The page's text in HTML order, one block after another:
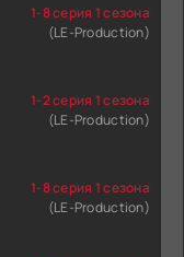
1-8 серия 1 сезона
(LE-Production)
1-2 серия 1 сезона
(LE-Production)
1-8 серия 1 сезона
(LE-Production)